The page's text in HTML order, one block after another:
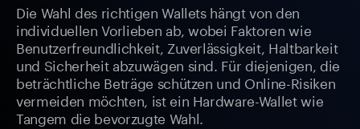
Die Wahl des richtigen Wallets hängt von den
individuellen Vorlieben ab, wobei Faktoren wie
Benutzerfreundlichkeit, Zuverlässigkeit, Haltbarkeit
und Sicherheit abzuwägen sind. Für diejenigen, die
beträchtliche Beträge schützen und Online-Risiken
vermeiden möchten, ist ein Hardware-Wallet wie
Tangem die bevorzugte Wahl.